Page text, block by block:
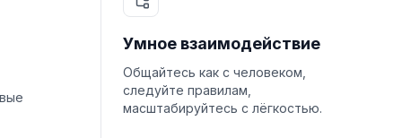
Умное взаимодействие
Общайтесь как с человеком,
следуйте правилам,
масштабируйтесь с лёгкостью.